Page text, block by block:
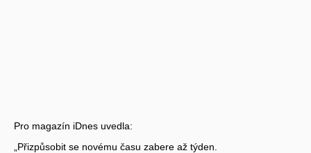
Pro magazín iDnes uvedla:
„Přizpůsobit se novému času zabere až týden.